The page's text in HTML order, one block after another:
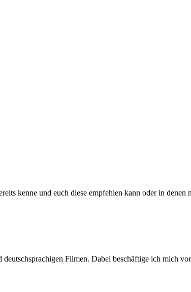
kenne und euch diese empfehlen kann oder in
Filmen. Dabei beschäftige ich mich